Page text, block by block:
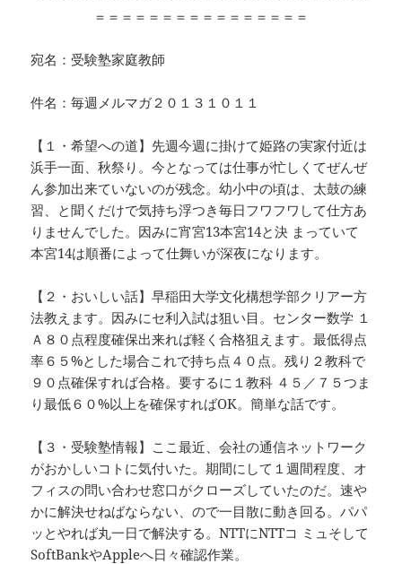
＝＝＝＝＝＝＝＝＝＝＝＝＝＝＝＝
宛名：受験塾家庭教師
件名：毎週メルマガ２０１３１０１１
【１・希望への道】先週今週に掛けて姫路の実家付近は
浜手一面、秋祭り。今となっては仕事が忙しくてぜんぜ
ん参加出来ていないのが残念。幼小中の頃は、太鼓の練
習、と聞くだけで気持ち浮つき毎日フワフワして仕方あ
りませんでした。因みに宵宮13本宮14と決 まっていて
本宮14は順番によって仕舞いが深夜になります。
【２・おいしい話】早稲田大学文化構想学部クリアー方
法教えます。因みにセ利入試は狙い目。センター数学 １
Ａ８０点程度確保出来れば軽く合格狙えます。最低得点
率６５%とした場合これで持ち点４０点。残り２教科で
９０点確保すれば合格。要するに１教科 ４５／７５つま
り最低６０%以上を確保すればOK。簡単な話です。
【３・受験塾情報】ここ最近、会社の通信ネットワーク
がおかしいコトに気付いた。期間にして１週間程度、オ
フィスの問い合わせ窓口がクローズしていたのだ。速や
かに解決せねばならない、ので一目散に動き回る。パパ
ッとやれば丸一日で解決する。NTTにNTTコ ミュそして
SoftBankやAppleへ日々確認作業。